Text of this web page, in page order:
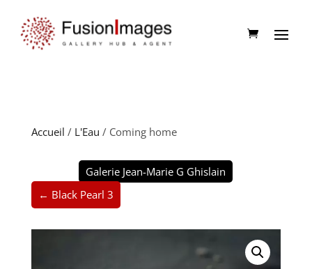
Accueil / L'Eau / Coming home
Galerie Jean-Marie G Ghislain
← Black Pearl 3